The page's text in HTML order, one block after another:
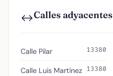
↔️Calles adyacentes
Calle Pilar 13380
Calle Luis Martínez 13380